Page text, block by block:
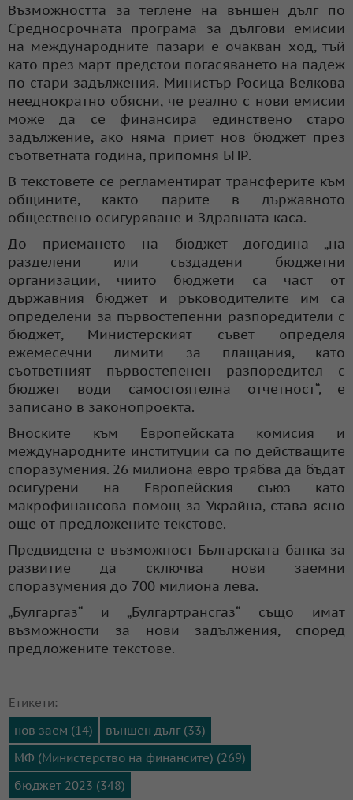
Възможността за теглене на външен дълг по
Средносрочната програма за дългови емисии
на международните пазари е очакван ход, тъй
като през март предстои погасяването на падеж
по стари задължения. Министър Росица Велкова
нееднократно обясни, че реално с нови емисии
може да се финансира единствено старо
задължение, ако няма приет нов бюджет през
съответната година, припомня БНР.
В текстовете се регламентират трансферите към
общините, както парите в държавното
обществено осигуряване и Здравната каса.
До приемането на бюджет догодина „на
разделени или създадени бюджетни
организации, чиито бюджети са част от
държавния бюджет и ръководителите им са
определени за първостепенни разпоредители с
бюджет, Министерският съвет определя
ежемесечни лимити за плащания, като
съответният първостепенен разпоредител с
бюджет води самостоятелна отчетност“, е
записано в законопроекта.
Вноските към Европейската комисия и
международните институции са по действащите
споразумения. 26 милиона евро трябва да бъдат
осигурени на Европейския съюз като
макрофинансова помощ за Украйна, става ясно
още от предложените текстове.
Предвидена е възможност Българската банка за
развитие да сключва нови заемни
споразумения до 700 милиона лева.
„Булгаргаз“ и „Булгартрансгаз“ също имат
възможности за нови задължения, според
предложените текстове.
Етикети:
нов заем (14)
външен дълг (33)
МФ (Министерство на финансите) (269)
бюджет 2023 (348)